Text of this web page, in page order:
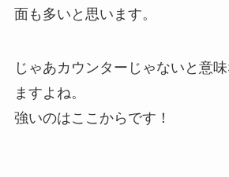
面も多いと思います。
じゃあカウンターじゃないと意
ますよね。
強いのはここからです！